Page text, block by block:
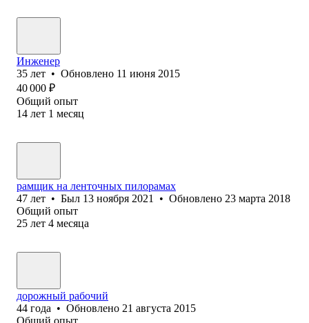
Инженер
35 лет • Обновлено 11 июня 2015
40 000 ₽
Общий опыт
14 лет 1 месяц
рамщик на ленточных пилорамах
47 лет • Был 13 ноября 2021 • Обновлено 23 марта 2018
Общий опыт
25 лет 4 месяца
дорожный рабочий
44 года • Обновлено 21 августа 2015
Общий опыт